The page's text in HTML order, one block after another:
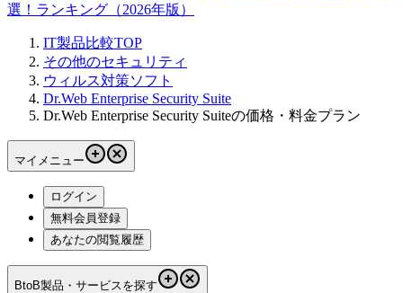
選！ランキング（2026年版）
IT製品比較TOP
その他のセキュリティ
ウィルス対策ソフト
Dr.Web Enterprise Security Suite
Dr.Web Enterprise Security Suiteの価格・料金プラン
マイメニュー
ログイン
無料会員登録
あなたの閲覧履歴
BtoB製品・サービスを探す